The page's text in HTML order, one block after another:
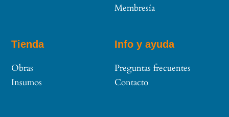
Membresía
Tienda
Obras
Insumos
Info y ayuda
Preguntas frecuentes
Contacto